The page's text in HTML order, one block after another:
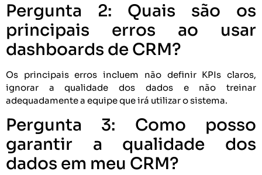
Pergunta 2: Quais são os
principais erros ao usar
dashboards de CRM?
Os principais erros incluem não definir KPIs claros,
ignorar a qualidade dos dados e não treinar
adequadamente a equipe que irá utilizar o sistema.
Pergunta 3: Como posso
garantir a qualidade dos
dados em meu CRM?